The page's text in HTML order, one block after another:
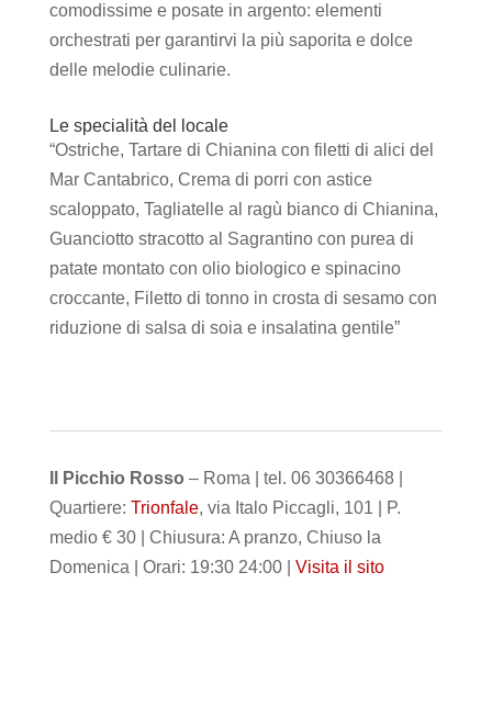
comodissime e posate in argento: elementi
orchestrati per garantirvi la più saporita e dolce
delle melodie culinarie.
Le specialità del locale
“Ostriche, Tartare di Chianina con filetti di alici del
Mar Cantabrico, Crema di porri con astice
scaloppato, Tagliatelle al ragù bianco di Chianina,
Guanciotto stracotto al Sagrantino con purea di
patate montato con olio biologico e spinacino
croccante, Filetto di tonno in crosta di sesamo con
riduzione di salsa di soia e insalatina gentile”
Il Picchio Rosso – Roma | tel. 06 30366468 |
Quartiere: Trionfale, via Italo Piccagli, 101 | P.
medio € 30 | Chiusura: A pranzo, Chiuso la
Domenica | Orari: 19:30 24:00 | Visita il sito